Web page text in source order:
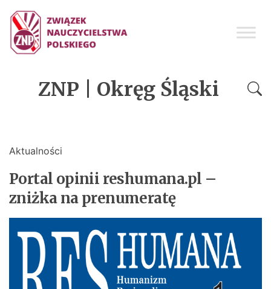
ZNP | Okręg Śląski
Aktualności
Portal opinii reshumana.pl –
zniżka na prenumeratę